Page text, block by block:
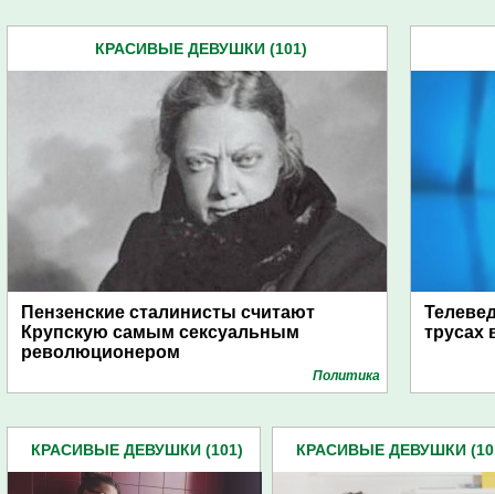
КРАСИВЫЕ ДЕВУШКИ (101)
Пензенские сталинисты считают
Крупскую самым сексуальным
революционером
Политика
трусах
КРАСИВЫЕ ДЕВУШКИ (101) КРАСИВЫЕ ДЕВУШКИ